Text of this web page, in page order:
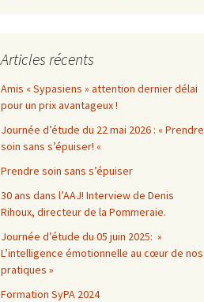
Articles récents
Amis « Sypasiens » attention dernier délai
pour un prix avantageux !
Journée d’étude du 22 mai 2026 : « Prendre
soin sans s’épuiser! «
Prendre soin sans s’épuiser
30 ans dans l’AAJ! Interview de Denis
Rihoux, directeur de la Pommeraie.
Journée d’étude du 05 juin 2025: »
L’intelligence émotionnelle au cœur de nos
pratiques »
Formation SyPA 2024